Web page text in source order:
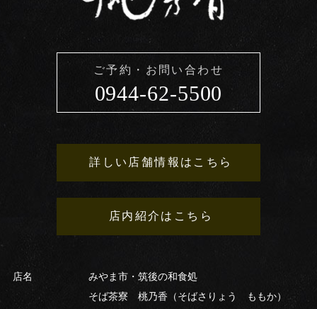
ご予約・お問い合わせ
0944-62-5500
詳しい店舗情報はこちら
店内紹介はこちら
店名
みやま市・筑後の和食処
そば茶寮 桃乃香（そばさりょう ももか）